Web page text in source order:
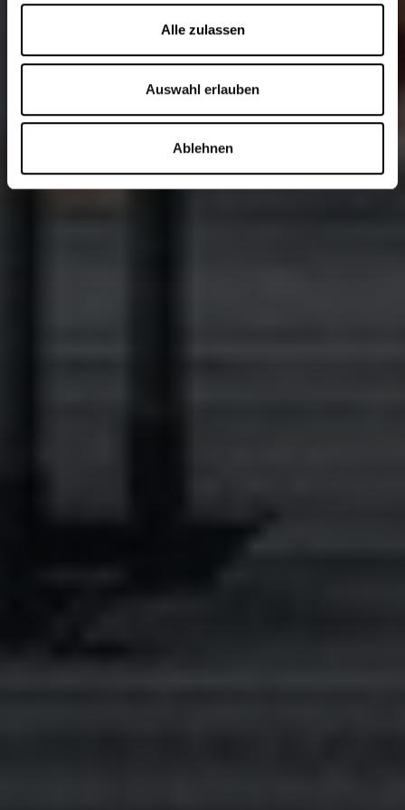
Alle zulassen
Auswahl erlauben
Ablehnen